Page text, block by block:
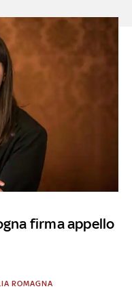
firma appello
ROMAGNA